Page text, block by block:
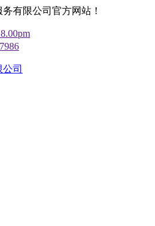
有限公司官方网站！